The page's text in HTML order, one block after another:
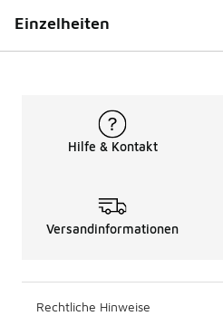
Einzelheiten
Hilfe & Kontakt
Versandinformationen
Rechtliche Hinweise